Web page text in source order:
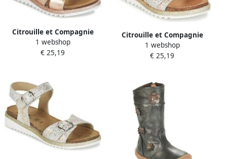
Citrouille et Compagnie
Platte sandalen GAUFRETTE
1 webshop
€ 25,19
Citrouille et Compagnie
Platte sandalen GUAFRETTE
1 webshop
€ 25,19